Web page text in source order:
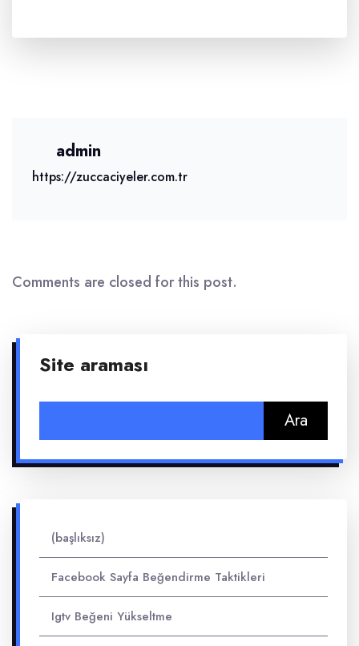
admin
https://zuccaciyeler.com.tr
Comments are closed for this post.
Site araması
(başlıksız)
Facebook Sayfa Beğendirme Taktikleri
Igtv Beğeni Yükseltme